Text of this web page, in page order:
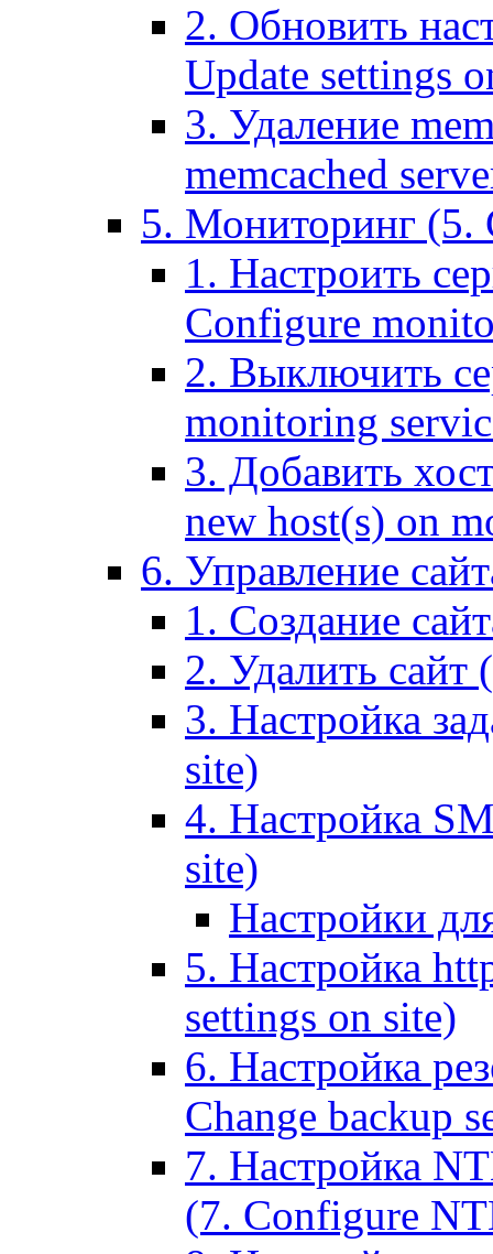
2. Обновить
Update settings
3. Удаление
memcached
5. Мониторинг (5.
1. Настроить
Configure
2. Выключить
monitoring
3. Добавить
new host(s) on
6. Управление
1. Создание
2. Удалить сайт
3. Настройка
site)
4. Настройка
site)
Настройки
5. Настройка
settings on site)
6. Настройка
Change backup
7. Настройка
(7. Configure